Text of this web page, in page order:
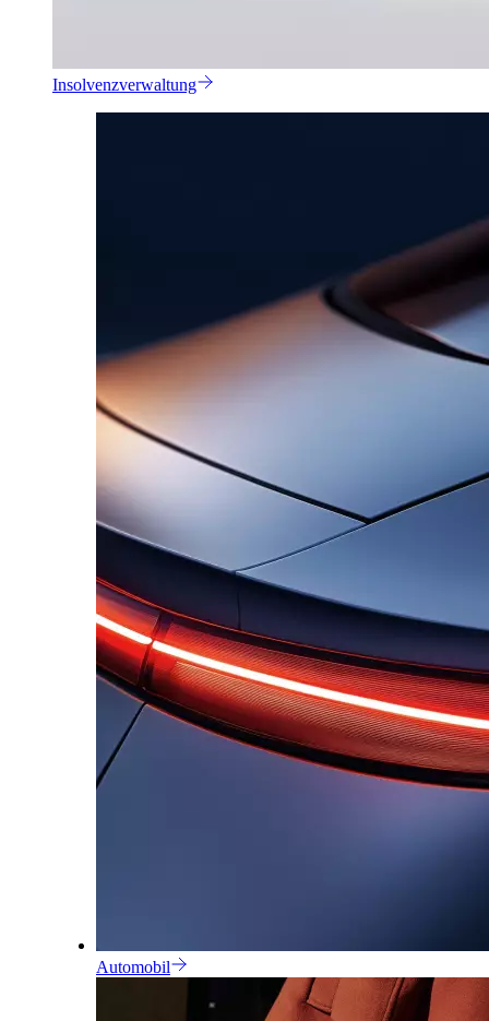
Insolvenzverwaltung
Automobil